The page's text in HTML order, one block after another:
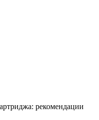
рекомендации